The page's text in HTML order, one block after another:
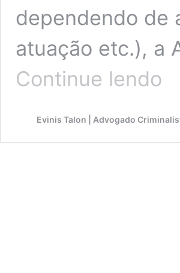
dependendo de
atuação etc.), a
Continue lendo
risco
Evinis Talon | Advogado